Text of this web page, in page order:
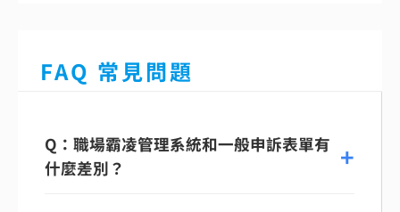
FAQ 常見問題
Q：職場霸凌管理系統和一般申訴表單有
什麼差別？